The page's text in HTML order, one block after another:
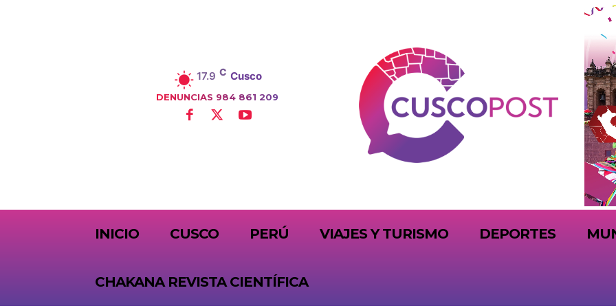
17.9 C Cusco
DENUNCIAS 984 861 209
INICIO CUSCO PERÚ VIAJES Y TURISMO DEPORTES
CHAKANA REVISTA CIENTÍFICA